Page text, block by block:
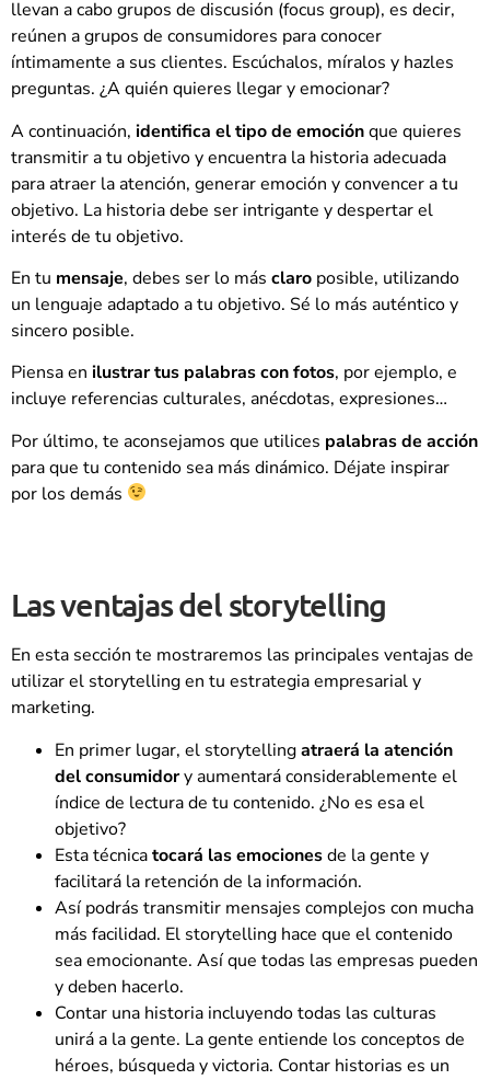
llevan a cabo grupos de discusión (focus group), es decir,
reúnen a grupos de consumidores para conocer
íntimamente a sus clientes. Escúchalos, míralos y hazles
preguntas. ¿A quién quieres llegar y emocionar?
A continuación, identifica el tipo de emociónque quieres
transmitir a tu objetivo y encuentra la historia adecuada
para atraer la atención, generar emoción y convencer a tu
objetivo. La historia debe ser intrigante y despertar el
interés de tu objetivo.
En tu mensaje, debes ser lo más claro posible, utilizando
un lenguaje adaptado a tu objetivo. Sé lo más auténtico y
sincero posible.
Piensa en ilustrar tus palabras con fotos, por ejemplo, e
incluye referencias culturales, anécdotas, expresiones…
Por último, te aconsejamos que utilices palabras de acción
para que tu contenido sea más dinámico. Déjate inspirar
por los demás
Las ventajas del storytelling
En esta sección te mostraremos las principales ventajas de
utilizar el storytelling en tu estrategia empresarial y
marketing.
En primer lugar, el storytellingatraerá la atención
del consumidory aumentará considerablemente el
índice de lectura de tu contenido. ¿No es esa el
objetivo?
Esta técnicatocará las emocionesde la gente y
facilitará la retención de la información.
Así podrás transmitir mensajes complejos con mucha
más facilidad. El storytelling hace que el contenido
sea emocionante. Así que todas las empresas pueden
y deben hacerlo.
Contar una historia incluyendo todas las culturas
unirá a la gente. La gente entiende los conceptos de
héroes, búsqueda y victoria. Contar historias es un